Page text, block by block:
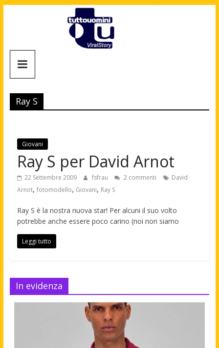
Tuttouomini
Tv,
Cinema,
news
moda
maschile
Ray S
Giovani
Ray S per David Arnot
22 Settembre 2009 fsfrau 2 commenti
David
Arnot, fotomodello, Giovani, Ray S
Ray S è la nostra nuova star! Per alcuni il suo volto
potrebbe anche essere poco carino (noi non siamo
Leggi tutto
In evidenza